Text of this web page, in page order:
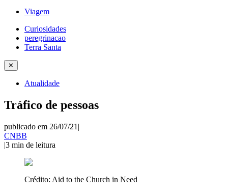
Viagem
Curiosidades
peregrinacao
Terra Santa
✕
Atualidade
Tráfico de pessoas
publicado em 26/07/21 |
CNBB
|3 min de leitura
Crédito: Aid to the Church in Need